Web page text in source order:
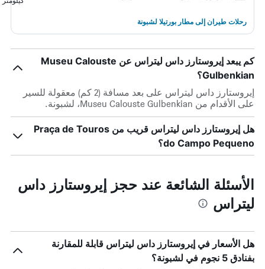
رحلات طيران إلى مطار بورتيلا لشبونة
كم يبعد إيروستارز داس ليتراس عن Museu Calouste
Gulbenkian؟
إيروستارز داس ليتراس على بعد مسافة (2 كم) معقولة للسير
على الأقدام من Museu Calouste Gulbenkian، لشبونة.
هل إيروستارز داس ليتراس قريب من Praça de Touros
do Campo Pequeno؟
الأسئلة الشائعة عند حجز إيروستارز داس
ليتراس
هل الأسعار في إيروستارز داس ليتراس قابلة للمقارنة
بفنادق 5 نجوم في لشبونة؟